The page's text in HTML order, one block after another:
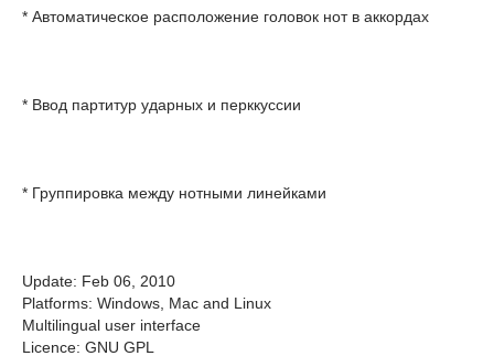
* Автоматическое расположение головок нот в аккордах
* Ввод партитур ударных и перккуссии
* Группировка между нотными линейками
Update: Feb 06, 2010
Platforms: Windows, Mac and Linux
Multilingual user interface
Licence: GNU GPL